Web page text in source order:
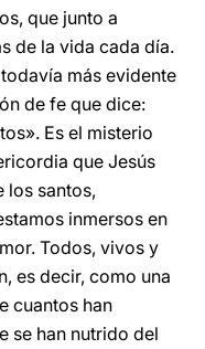
que junto a
de la vida cada día.
más evidente
de fe que dice:
Es el misterio
que Jesús
los santos,
inmersos en
Todos, vivos y
es decir, como una
cuantos han
se han nutrido del